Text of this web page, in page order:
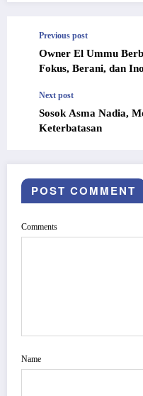
Previous post
Owner El Ummu
Fokus, Berani, dan
Next post
Sosok Asma Nadia,
Keterbatasan
POST COMMENT
Comments
Name